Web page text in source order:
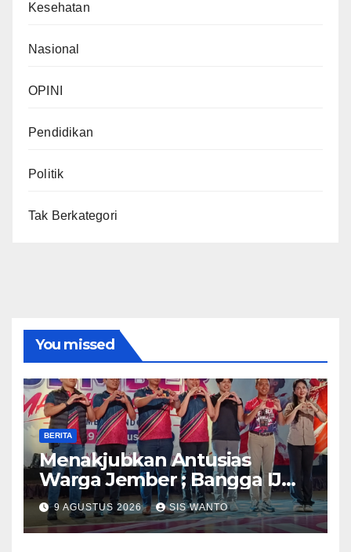
Kesehatan
Nasional
OPINI
Pendidikan
Politik
Tak Berkategori
You missed
BERITA
Menakjubkan Antusias
Warga Jember ; Bangga IJMC
Sangat Luar Biasa
9 AGUSTUS 2026 SIS WANTO